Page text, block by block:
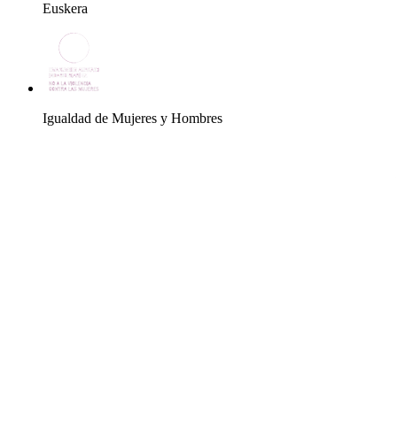
Euskera
Igualdad de Mujeres y Hombres